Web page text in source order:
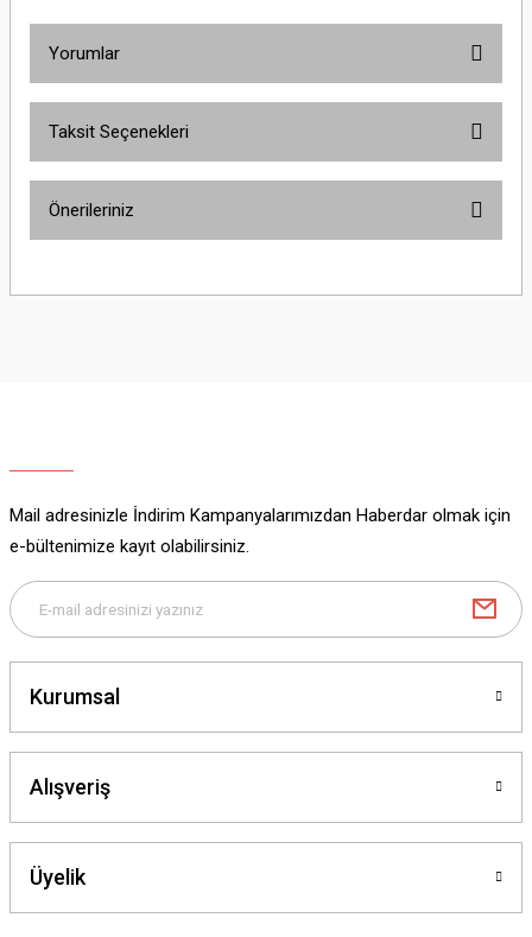
Yorumlar
Taksit Seçenekleri
Önerileriniz
yetersiz gördüğünüz noktaları öneri formunu kullanarak tarafımıza
Bu ürüne benzer farklı alternatifler olmalı.
Mail adresinizle İndirim Kampanyalarımızdan Haberdar olmak için
e-bültenimize kayıt olabilirsiniz.
Kurumsal
Alışveriş
Üyelik